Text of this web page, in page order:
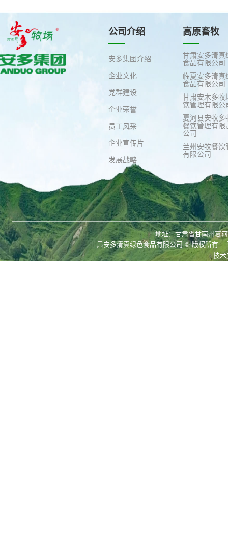
公司介绍
安多集团介绍
企业文化
党群建设
企业荣誉
员工风采
企业宣传片
发展战略
高原畜牧
甘肃安多清真
食品有限公司
临夏安多清真
食品有限公司
甘肃安木多牧
饮管理有限公
夏河县安牧多
餐饮管理有限
公司
兰州安牧餐饮
有限公司
地址：甘肃省甘南州夏
甘肃安多清真绿色食品有限公司© 版权所有
技术